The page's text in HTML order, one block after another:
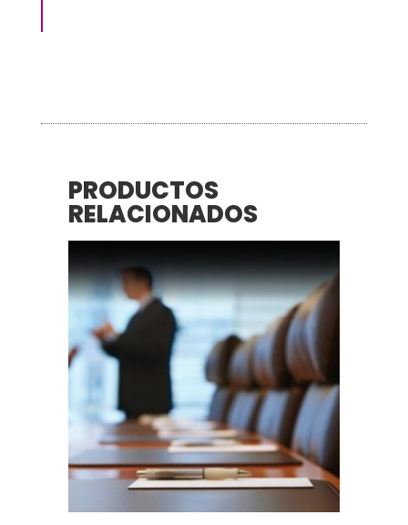
PRODUCTOS
RELACIONADOS